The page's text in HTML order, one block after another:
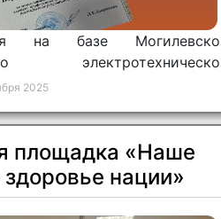
на базе
технического
2025
площадка «Наше
нации»